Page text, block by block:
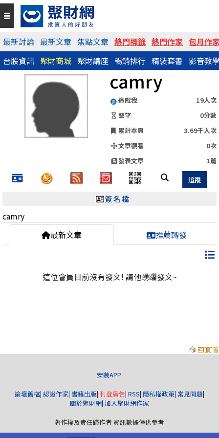
最新討論 最新文章 焦點文章 熱門標籤 熱門作家 包月作
台股資訊 聚財商城 聚財講座 暢銷排行 精裝套書 影音教
camry
追蹤我
19人次
聲望
0分數
累計本頁
3.69千人次
文章觀看
0次
發表文章
1篇
QR Code
https://www.wearn.com/blog.asp?id=51512
分享網址
簽名檔
camry
最新文章
推薦轉發
這位會員目前沒有發文! 請他踴躍發文~
安裝APP
論壇舊檔| 認證作家| 書籍出版| 刊登廣告| RSS| 隱私權政策| 常見問題|
關於聚財網| 加入聚財網作家
著作權及責任歸作者 資訊數據僅供參考